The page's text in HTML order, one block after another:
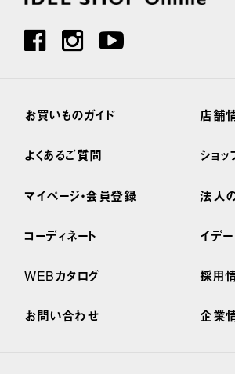
お買いものガイド
よくあるご質問
マイページ・会員登録
コーディネート
WEBカタログ
お問い合わせ
店舗
ショ
法人
イデ
採用
企業